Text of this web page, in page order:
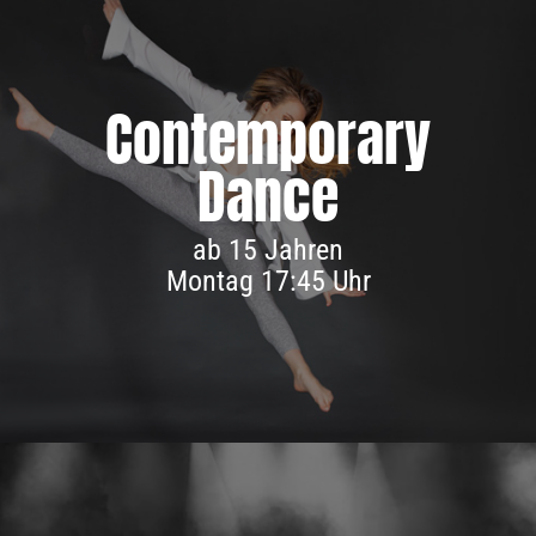
Contem­porary
Dance
ab 15 Jahren
Montag 17:45 Uhr
Infos & Anmeldung